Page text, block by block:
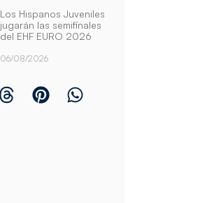
Los Hispanos Juveniles
jugarán las semifinales
del EHF EURO 2026
06/08/2026